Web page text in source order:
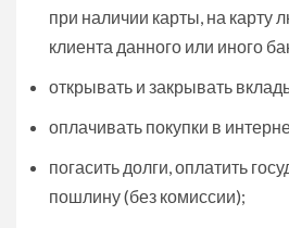
при наличии карты, на карту
клиента данного или иного
открывать и закрывать
оплачивать покупки в
погасить долги, оплатить
пошлину (без комиссии);